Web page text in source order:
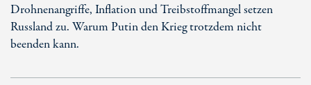
Drohnenangriffe, Inflation und Treibstoffmangel setzen
Russland zu. Warum Putin den Krieg trotzdem nicht
beenden kann.